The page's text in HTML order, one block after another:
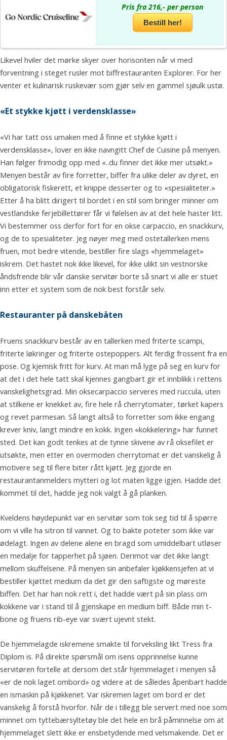
Pris fra 216,- per person
Bestill her!
Likevel hviler det mørke skyer over horisonten når vi med
forventning i steget rusler mot biffrestauranten Explorer. For her
venter et kulinarisk ruskevær som gjør selv en gammel sjøulk ustø.
«Et stykke kjøtt i verdensklasse»
«Vi har tatt oss umaken med å finne et stykke kjøtt i
verdensklasse», lover en ikke navngitt Chef de Cuisine på menyen.
Han følger frimodig opp med «..du finner det ikke mer utsøkt.»
Menyen består av fire forretter, biffer fra ulike deler av dyret, en
obligatorisk fiskerett, et knippe desserter og to «spesialiteter.»
Etter å ha blitt dirigert til bordet i en stil som bringer minner om
vestlandske ferjebillettører får vi følelsen av at det hele haster litt.
Vi bestemmer oss derfor fort for en okse carpaccio, en snackkurv,
og de to spesialiteter. Jeg nøyer meg med ostetallerken mens
fruen, mot bedre vitende, bestiller fire slags «hjemmelaget»
iskrem. Det hastet nok ikke likevel, for ikke ulikt sin vestnorske
åndsfrende blir vår danske servitør borte så snart vi alle er stuet
inn etter et system som de nok best forstår selv.
Restauranter på danskebåten
Fruens snackkurv består av en tallerken med friterte scampi,
friterte løkringer og friterte ostepoppers. Alt ferdig frossent fra en
pose. Og kjemisk fritt for kurv. At man må lyge på seg en kurv for
at det i det hele tatt skal kjennes gangbart gir et innblikk i rettens
vanskelighetsgrad. Min oksecarpaccio serveres med ruccula, uten
at stilkene er knekket av, fire hele rå cherrytomater, tørket kapers
og revet parmesan. Så langt altså to forretter som ikke engang
krever kniv, langt mindre en kokk. Ingen «kokkelering» har funnet
sted. Det kan godt tenkes at de tynne skivene av rå oksefilet er
utsøkte, men etter en overmoden cherrytomat er det vanskelig å
motivere seg til flere biter rått kjøtt. Jeg gjorde en
restaurantanmelders mytteri og lot maten ligge igjen. Hadde det
kommet til det, hadde jeg nok valgt å gå planken.
Kveldens høydepunkt var en servitør som tok seg tid til å spørre
om vi ville ha sitron til vannet. Og to bakte poteter som ikke var
ødelagt. Ingen av delene alene en bragd som umiddelbart utløser
en medalje for tapperhet på sjøen. Derimot var det ikke langt
mellom skuffelsene. På menyen sin anbefaler kjøkkensjefen at vi
bestiller kjøttet medium da det gir den saftigste og møreste
biffen. Det har han nok rett i, det hadde vært på sin plass om
kokkene var i stand til å gjenskape en medium biff. Både min t-
bone og fruens rib-eye var svært ujevnt stekt.
De hjemmelagde iskremene smakte til forveksling likt Tress fra
Diplom is. På direkte spørsmål om isens opprinnelse kunne
servitøren fortelle at dersom det står hjemmelaget i menyen så
«er de nok laget ombord» og videre at de således åpenbart hadde
en ismaskin på kjøkkenet. Var iskremen laget om bord er det
vanskelig å forstå hvorfor. Når de i tillegg ble servert med noe som
minnet om tyttebærsyltetøy ble det hele en brå påminnelse om at
hjemmelaget slett ikke er ensbetydende med velsmakende. Det er